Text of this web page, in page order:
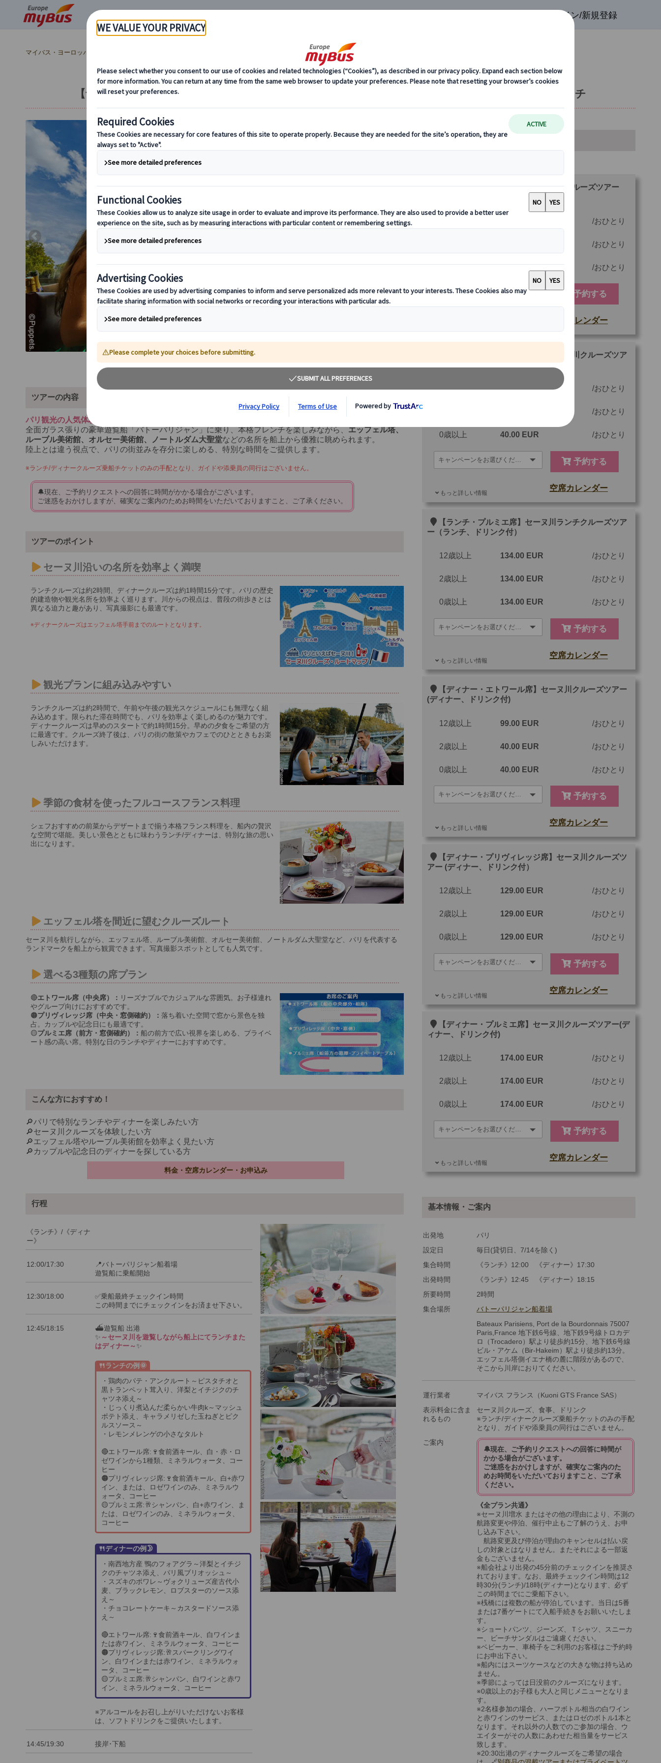
ログイン/新規登録
マイバス・ヨーロッパ
【予約簡単】セーヌ川ランチ＆ディナークルーズ｜バトーパリジャンで楽しむパリ名所と本格フレンチ
ツアーの内容
パリ観光の人気体験、セーヌ川ランチクルーズ・ディナークルーズ！
全面ガラス張りの豪華遊覧船「バトーパリジャン」に乗り、本格フレンチを楽しみながら、エッフェル塔、
ルーブル美術館、オルセー美術館、ノートルダム大聖堂などの名所を船上から優雅に眺められます。
陸上とは違う視点で、パリの街並みを存分に楽しめる、特別な時間をご提供します。
※ランチ/ディナークルーズ乗船チケットのみの手配となり、ガイドや添乗員の同行はございません。
🔔現在、ご予約リクエストへの回答に時間がかかる場合がございます。
ご迷惑をおかけしますが、確実なご案内のためお時間をいただいておりますこと、ご了承ください。
ツアーのポイント
セーヌ川沿いの名所を効率よく満喫
ランチクルーズは約2時間、ディナークルーズは約1時間15分です。パリの歴史
的建造物や観光名所を効率よく巡ります。川からの視点は、普段の街歩きとは
異なる迫力と趣があり、写真撮影にも最適です。
※ディナークルーズはエッフェル塔手前までのルートとなります。
観光プランに組み込みやすい
ランチクルーズは約2時間で、午前や午後の観光スケジュールにも無理なく組
み込めます。限られた滞在時間でも、パリを効率よく楽しめるのが魅力です。
ディナークルーズは早めのスタートで約1時間15分。早めの夕食をご希望の方
に最適です。クルーズ終了後は、パリの街の散策やカフェでのひとときもお楽
しみいただけます。
季節の食材を使ったフルコースフランス料理
シェフおすすめの前菜からデザートまで揃う本格フランス料理を、船内の贅沢
な空間で堪能。美しい景色とともに味わうランチ/ディナーは、特別な旅の思い
出になります。
エッフェル塔を間近に望むクルーズルート
セーヌ川を航行しながら、エッフェル塔、ルーブル美術館、オルセー美術館、ノートルダム大聖堂など、パリを代表する
ランドマークを船上から観賞できます。写真撮影スポットとしても人気です。
選べる3種類の席プラン
🔴エトワール席（中央席）： リーズナブルでカジュアルな雰囲気。お子様連れ
やグループ向けにおすすめです。
🟠プリヴィレッジ席（中央・窓側確約）： 落ち着いた空間で窓から景色を独
占。カップルや記念日にも最適です。
🟡プルミエ席（前方・窓側確約）： 船の前方で広い視界を楽しめる、プライベ
ート感の高い席。特別な日のランチやディナーにおすすめです。
こんな方におすすめ！
🔎パリで特別なランチやディナーを楽しみたい方
🔎セーヌ川クルーズを体験したい方
🔎エッフェル塔やルーブル美術館を効率よく見たい方
🔎カップルや記念日のディナーを探している方
料金・空席カレンダー・お申込み
行程
《ランチ》/《ディナ
ー》
12:00/17:30
📍バトーパリジャン船着場
遊覧船に乗船開始
12:30/18:00
✅乗船最終チェックイン時間
この時間までにチェックインをお済ませ下さい。
12:45/18:15
⛴遊覧船 出港
✨ ～セーヌ川を遊覧しながら船上にてランチまた
はディナー～✨
🍴ランチの例🌞
・鶏肉のパテ・アンクルート～ピスタチオと
黒トランペット茸入り、洋梨とイチジクのチ
ャツネ添え～
・じっくり煮込んだ柔らかい牛肉k～マッシュ
ポテト添え、キャラメリゼした玉ねぎとピク
ルスソース～
・レモンメレンゲの小さなタルト
🔴エトワール席:🍷食前酒キール、白・赤・ロ
ゼワインから1種類、ミネラルウォータ、コー
ヒー
🟠プリヴィレッジ席:🍷食前酒キール、白+赤ワ
イン、または、ロゼワインのみ、ミネラルウ
ォータ、コーヒー
🟡プルミエ席:🥂シャンパン、白+赤ワイン、ま
たは、ロゼワインのみ、ミネラルウォータ、
コーヒー
🍴ディナーの例🌛
・南西地方産 鴨のフォアグラ～洋梨とイチジ
クのチャツネ添え、パリ風ブリオッシュ～
・スズキのポワレ～ヴォクリューズ産古代小
麦、ブラックレモン、ロブスターのソース添
え～
・チョコレートケーキ～カスタードソース添
え～
🔴エトワール席:🍷食前酒キール、白ワインま
たは赤ワイン、ミネラルウォータ、コーヒー
🟠プリヴィレッジ席:🥂スパークリングワイ
ン、白ワインまたは赤ワイン、ミネラルウォ
ータ、コーヒー
🟡プルミエ席:🥂シャンパン、白ワインと赤ワ
イン、ミネラルウォータ、コーヒー
※アルコールをお召し上がりいただけないお客様
は、ソフトドリンクをご提供いたします。
14:45/19:30 接岸･下船
料金・空席カレンダー・お申込み
【ランチ・エトワール席】セーヌ川クルーズツアー
おひとり
おひとり
0歳以上 40.00 EUR おひとり
予約する
空席カレンダー
【ランチ・プリヴィレッジ席】セーヌ川クルーズツア
ー（ランチ、ドリンク付）
12歳以上 99.00 EUR おひとり
おひとり
0歳以上 40.00 EUR おひとり
予約する
もっと詳しい情報
空席カレンダー
その他
最少催行人数
ツアーコード
【ランチ・プルミエ席】セーヌ川ランチクルーズツア
ー（ランチ、ドリンク付）
12歳以上 134.00 EUR おひとり
2歳以上 134.00 EUR おひとり
0歳以上 134.00 EUR おひとり
予約する
もっと詳しい情報
空席カレンダー
その他
最少催行人数
ツアーコード
【ディナー・エトワール席】セーヌ川クルーズツアー
(ディナー、ドリンク付)
12歳以上 99.00 EUR おひとり
2歳以上 40.00 EUR おひとり
0歳以上 40.00 EUR おひとり
予約する
もっと詳しい情報
空席カレンダー
その他
最少催行人数
ツアーコード
【ディナー・プリヴィレッジ席】セーヌ川クルーズツ
アー (ディナー、ドリンク付）
12歳以上 129.00 EUR おひとり
2歳以上 129.00 EUR おひとり
0歳以上 129.00 EUR おひとり
予約する
もっと詳しい情報
空席カレンダー
その他
最少催行人数
ツアーコード
【ディナー・プルミエ席】セーヌ川クルーズツアー(デ
ィナー、ドリンク付)
12歳以上 174.00 EUR おひとり
2歳以上 174.00 EUR おひとり
0歳以上 174.00 EUR おひとり
予約する
もっと詳しい情報
空席カレンダー
最少催行人数
ツアーコード
基本情報・ご案内
出発地
パリ
設定日
毎日(貸切日、7/14を除く)
集合時間
《ランチ》12:00 《ディナー》17:30
出発時間
《ランチ》12:45 《ディナー》18:15
所要時間
2時間
集合場所
バトーパリジャン船着場
Bateaux Parisiens, Port de la Bourdonnais 75007
Paris,France 地下鉄6号線、地下鉄9号線トロカデ
ロ（Trocadero）駅より徒歩約15分、地下鉄6号線
ビル・アケム（Bir-Hakeim）駅より徒歩約13分。
エッフェル塔側イエナ橋の麓に階段があるので、
そこから川岸におりてください。
運行業者
マイバス フランス（Kuoni GTS France SAS）
表示料金に含ま
れるもの
セーヌ川クルーズ、食事、ドリンク
※ランチ/ディナークルーズ乗船チケットのみの手配
となり、ガイドや添乗員の同行はございません。
ご案内
🔔現在、ご予約リクエストへの回答に時間が
かかる場合がございます。
ご迷惑をおかけしますが、確実なご案内のた
めお時間をいただいておりますこと、ご了承
ください。
《全プラン共通》
※セーヌ川増水 またはその他の理由により、不測の
航路変更や停泊、催行中止もご了解のうえ、お申
し込み下さい。
航路変更及び停泊が理由のキャンセルは払い戻
しの対象とはなりません。またそれによる一部返
金もございません。
※船会社より出発の45分前のチェックインを推奨さ
れております。なお、最終チェックイン時間は12
時30分(ランチ)/18時(ディナー)となります、必ず
この時間までにご乗船下さい。
※桟橋には複数の船が停泊しています。当日は5番
または7番ゲートにて入船手続きをお願いいたしま
す。
※ショートパンツ、ジーンズ、Ｔシャツ、スニーカ
ー、ビーチサンダルはご遠慮ください。
※ベビーカー、車椅子をご利用のお客様はご予約時
にお申出下さい。
※船内にはスーツケースなどの大きな物は持ち込め
ません。
※季節によっては日没前のクルーズになります。
※0歳以上のお子様も大人と同じメニューとなりま
す。
※2名様参加の場合、ハーフボトル相当の白ワイン
と赤ワインのサービス、またはロゼのボトル1本と
なります。それ以外の人数でのご参加の場合、ウ
エイターがその人数にあわせた相当量をサービス
致します。
※20:30出港のディナークルーズをご希望の場合